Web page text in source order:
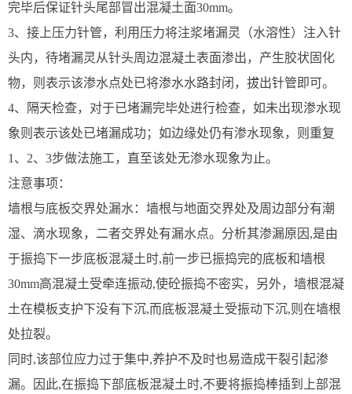
完毕后保证针头尾部冒出混凝土面30mm。
3、接上压力针管，利用压力将注浆堵漏灵（水溶性）注入针
头内，待堵漏灵从针头周边混凝土表面渗出，产生胶状固化
物，则表示该渗水点处已将渗水水路封闭，拔出针管即可。
4、隔天检查，对于已堵漏完毕处进行检查，如未出现渗水现
象则表示该处已堵漏成功；如边缘处仍有渗水现象，则重复
1、2、3步做法施工，直至该处无渗水现象为止。
注意事项：
墙根与底板交界处漏水：墙根与地面交界处及周边部分有潮
湿、滴水现象，二者交界处有漏水点。分析其渗漏原因,是由
于振捣下一步底板混凝土时,前一步已振捣完的底板和墙根
30mm高混凝土受牵连振动,使砼振捣不密实，另外，墙根混凝
土在模板支护下没有下沉,而底板混凝土受振动下沉,则在墙根
处拉裂。
同时,该部位应力过于集中,养护不及时也易造成干裂引起渗
漏。因此,在振捣下部底板混凝土时,不要将振捣棒插到上部混